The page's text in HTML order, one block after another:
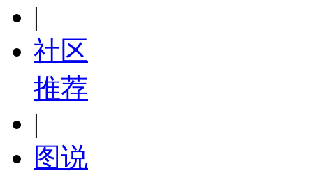
|
社区
推荐
|
图说